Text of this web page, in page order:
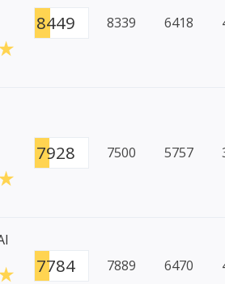
8449 8339 6418
7928 7500 5757
7784 7889 6470